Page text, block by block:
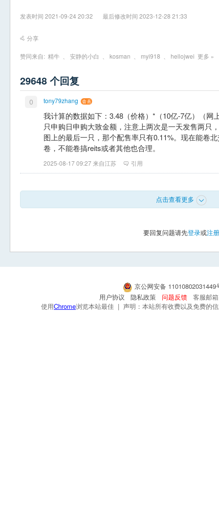
发表时间 2021-09-24 20:32 最后修改时间 2023-12-28 21:33
分享
赞同来自: 精牛 安静的小白 kosman myi918 hellojwei 更多 »
29648 个回复
0 tony79zhang
我计算的数据如下：3.48（价格）*（10亿-7亿）（网
只申购日申购大致金额，注意上两次是一天发售两只
图上的最后一只，那个配售率只有0.11%。现在能卷
卷，不能卷搞reits或者其他也合理。
2025-08-17 09:27 来自江苏 引用
点击查看更多
要回复问题请先登录或注册
京公网安备
用户协议
隐私政策 问题反馈
客服邮
使用Chrome浏览本站最佳 | 声明：本站所有收费以及免费的